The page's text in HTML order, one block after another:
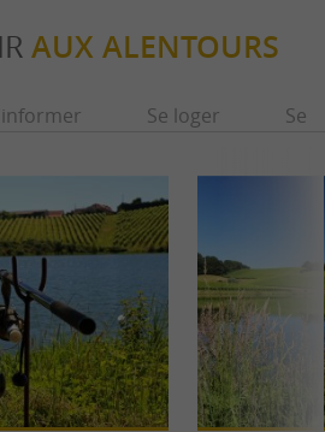
AUX ALENTOURS
Se loger Se